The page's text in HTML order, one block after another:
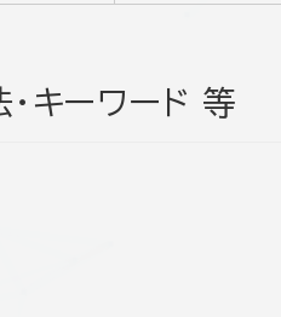
・キーワード 等